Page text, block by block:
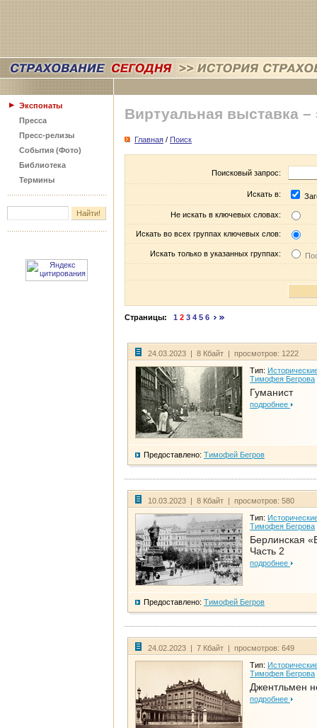
Экспонаты
Пресса
Пресс-релизы
События (Фото)
Библиотека
Термины
Виртуальная выставка –
Главная / Поиск
Поисковый запрос:
Искать в:
Не искать в ключевых словах:
Искать во всех группах ключевых слов:
Искать только в указанных группах:
Страницы: 1 2 3 4 5 6
24.03.2023 | 8 Кбайт | просмотров: 1222
Тип:
Тимофея Бегрова
Гуманист
подробнее
Предоставлено: Тимофей Бегров
10.03.2023 | 8 Кбайт | просмотров: 580
Тип:
Тимофея Бегрова
Берлинская
Часть 2
подробнее
Предоставлено: Тимофей Бегров
24.02.2023 | 7 Кбайт | просмотров: 649
Тип:
Тимофея Бегрова
Джентльмен
подробнее